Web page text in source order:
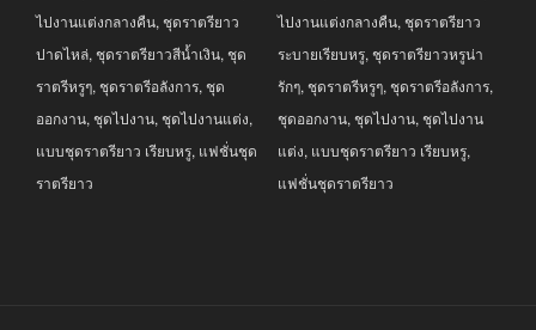
ไปงานแต่งกลางคืน, ชุดราตรียาว
ปาดไหล่, ชุดราตรียาวสีน้ำเงิน, ชุด
ราตรีหรูๆ, ชุดราตรีอลังการ, ชุด
ออกงาน, ชุดไปงาน, ชุดไปงานแต่ง,
แบบชุดราตรียาว เรียบหรู, แฟชั่นชุด
ราตรียาว
ไปงานแต่งกลางคืน, ชุดราตรียาว
ระบายเรียบหรู, ชุดราตรียาวหรูน่า
รักๆ, ชุดราตรีหรูๆ, ชุดราตรีอลังการ,
ชุดออกงาน, ชุดไปงาน, ชุดไปงาน
แต่ง, แบบชุดราตรียาว เรียบหรู,
แฟชั่นชุดราตรียาว